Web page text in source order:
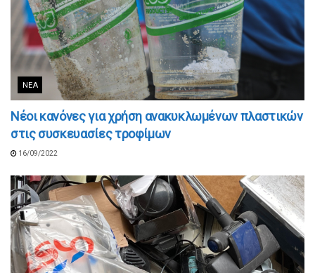
ΝΈΑ
Νέοι κανόνες για χρήση ανακυκλωμένων πλαστικών
στις συσκευασίες τροφίμων
16/09/2022